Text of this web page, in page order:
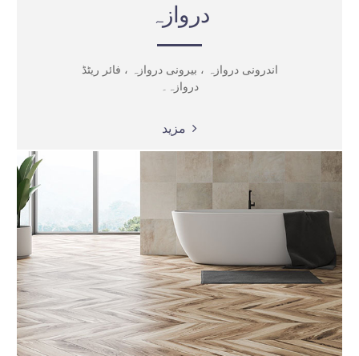
دروازہ
اندرونی دروازہ ، بیرونی دروازہ ، فائر ریٹڈ
دروازہ۔
مزید